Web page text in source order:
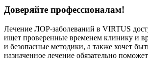
Доверяйте профессионалам!
Лечение ЛОР-заболеваний в VIRTUS
ищет проверенные временем клинику и
и безопасные методики, а также хочет
назначенное лечение обязательно